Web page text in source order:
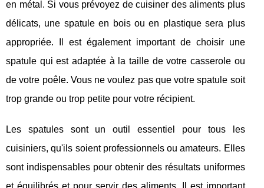
en métal. Si vous prévoyez de cuisiner des aliments plus
délicats, une spatule en bois ou en plastique sera plus
appropriée. Il est également important de choisir une
spatule qui est adaptée à la taille de votre casserole ou
de votre poêle. Vous ne voulez pas que votre spatule soit
trop grande ou trop petite pour votre récipient.
Les spatules sont un outil essentiel pour tous les
cuisiniers, qu'ils soient professionnels ou amateurs. Elles
sont indispensables pour obtenir des résultats uniformes
et équilibrés et pour servir des aliments. Il est important